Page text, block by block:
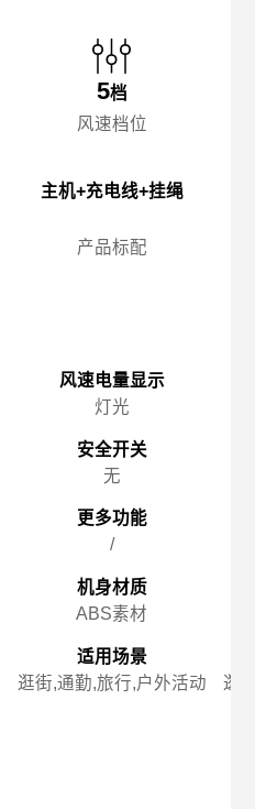
5档
风速档位
主机+充电线+挂绳
产品标配
风速电量显示
灯光
安全开关
无
更多功能
/
机身材质
ABS素材
适用场景
逛街,通勤,旅行,户外活动
逛